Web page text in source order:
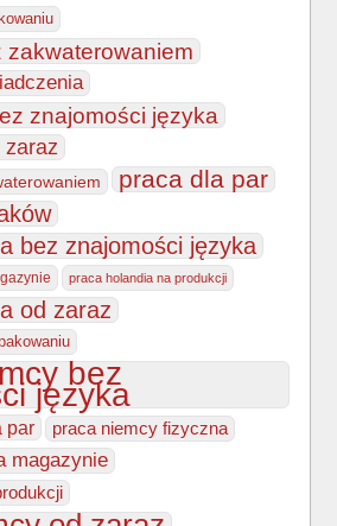
zakwaterowaniem
znajomości języka
zaraz
praca dla par
bez znajomości języka
praca holandia na produkcji
od zaraz
bez
języka
par praca niemcy fizyczna
magazynie